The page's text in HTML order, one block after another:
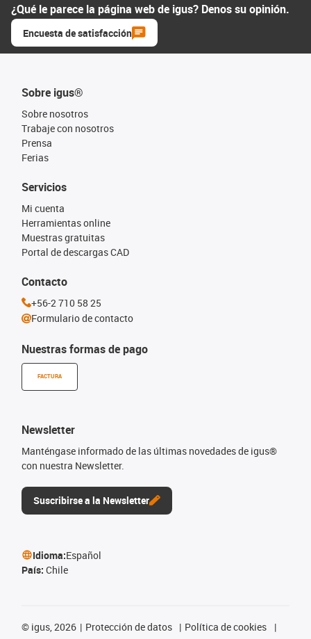
¿Qué le parece la página web de igus? Denos su opinión.
Encuesta de satisfacción
Sobre igus®
Sobre nosotros
Trabaje con nosotros
Prensa
Ferias
Nuestras formas de pago
FACTURA
Servicios
Mi cuenta
Herramientas online
Muestras gratuitas
Portal de descargas CAD
Newsletter
Manténgase informado de las últimas novedades de igus®
con nuestra Newsletter.
Suscribirse a la Newsletter
Contacto
+56-2 710 58 25
Formulario de contacto
Idioma:Español
País: Chile
© igus, 2026 Protección de datos
Política de cookies